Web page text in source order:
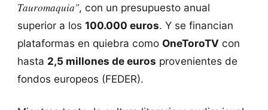
Tauromaquia", con un presupuesto anual
superior a los 100.000 euros. Y se financian
plataformas en quiebra como OneToroTVcon
hasta 2,5 millones de euros provenientes de
fondos europeos (FEDER).